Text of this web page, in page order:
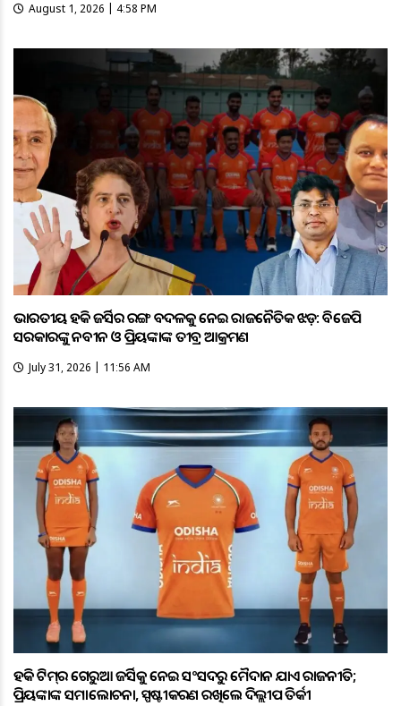
August 1, 2026 | 4:58 PM
ଭାରତୀୟ ହକି ଜର୍ସିର ରଙ୍ଗ ବଦଳକୁ ନେଇ ରାଜନୈତିକ ଝଡ଼: ବିଜେପି
ସରକାରଙ୍କୁ ନବୀନ ଓ ପ୍ରିୟଙ୍କାଙ୍କ ତୀବ୍ର ଆକ୍ରମଣ
July 31, 2026 | 11:56 AM
ହକି ଟିମ୍‌ର ଗେରୁଆ ଜର୍ସିକୁ ନେଇ ସଂସଦରୁ ମୈଦାନ ଯାଏଁ ରାଜନୀତି;
ପ୍ରିୟଙ୍କାଙ୍କ ସମାଲୋଚନା, ସ୍ପଷ୍ଟୀକରଣ ରଖିଲେ ଦିଲ୍ଲୀପ ତିର୍କୀ